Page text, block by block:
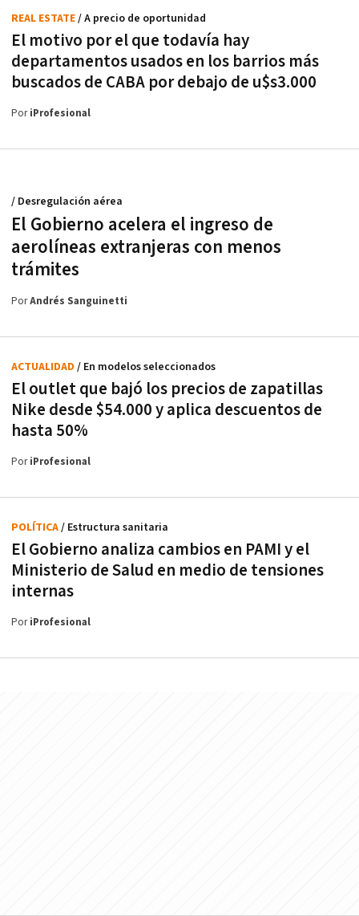
El motivo por el que todavía hay
departamentos usados en los barrios más
buscados de CABA por debajo de u$s3.000
REAL ESTATE/ A precio de oportunidad
PoriProfesional
El Gobierno acelera el ingreso de
aerolíneas extranjeras con menos
trámites
/ Desregulación aérea
PorAndrés Sanguinetti
El outlet que bajó los precios de zapatillas
Nike desde $54.000 y aplica descuentos de
hasta 50%
ACTUALIDAD / En modelos seleccionados
PoriProfesional
El Gobierno analiza cambios en PAMI y el
Ministerio de Salud en medio de tensiones
internas
POLÍTICA/ Estructura sanitaria
PoriProfesional